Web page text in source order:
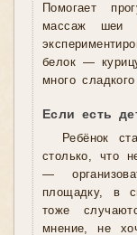
Помогает
массаж шеи
белок —
много
Если есть
Ребёнок
столько, что
—
площадку, в
тоже
мнение, не